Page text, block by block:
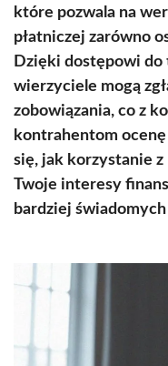
które pozwala na
płatniczej zarówno
Dzięki dostępowi do
wierzyciele mogą
zobowiązania, co z
kontrahentom
się, jak korzystanie
Twoje interesy
bardziej